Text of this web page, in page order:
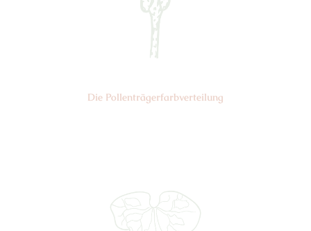
Die Pollen­trägerfarb­verteilung